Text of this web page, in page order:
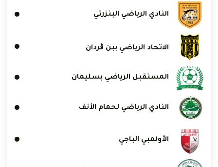
النادي الرياضي البنزرتي
الاتحاد الرياضي ببن ڨردان
المستقبل الرياضي بسليمان
النادي الرياضي لحمام الأنف
الأولمبي الباجي